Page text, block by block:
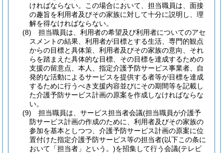
ければならない。
この場合において、担当職員は、面接
の趣旨を利用者及びその家族に対して十分に説明し、理
解を得なければならない。
(8)
担当職員は、利用者の希望及び利用者についてのアセ
スメントの結果、利用者が目標とする生活、専門的観点
からの目標と具体策、利用者及びその家族の意向、それ
らを踏まえた具体的な目標、その目標を達成するための
支援の留意点、本人、指定介護予防サービス事業者、自
発的な活動によるサービスを提供する者等が目標を達成
するために行うべき支援内容並びにその期間等を記載し
た介護予防サービス計画の原案を作成しなければならな
い。
(9)
担当職員は、サービス担当者会議(担当職員が介護予
防サービス計画の作成のために、利用者及びその家族の
参加を基本としつつ、介護予防サービス計画の原案に位
置付けた指定介護予防サービス等の担当者(以下この条に
おいて「担当者」という。)を招集して行う会議(テレビ